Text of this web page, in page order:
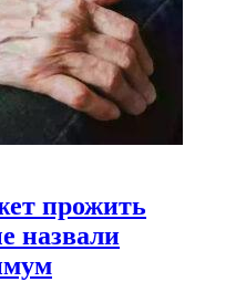
прожить
назвали